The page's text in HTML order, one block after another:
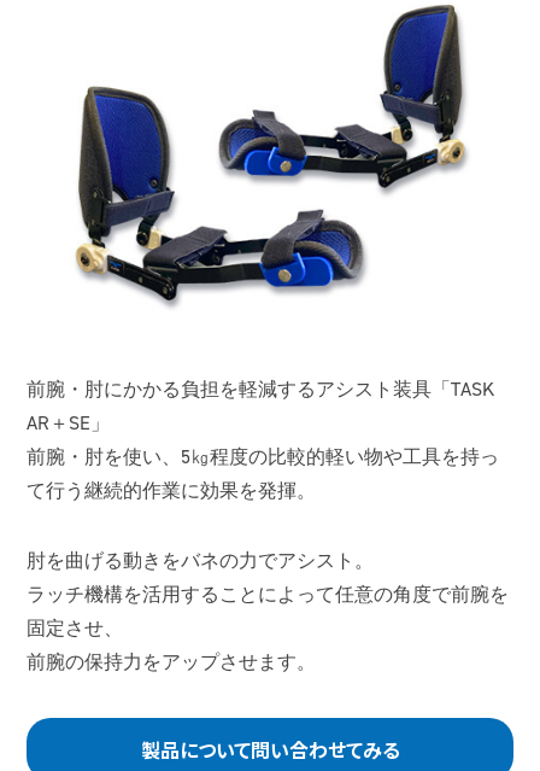
前腕・肘にかかる負担を軽減するアシスト装具「TASK
AR＋SE」
前腕・肘を使い、5㎏程度の比較的軽い物や工具を持っ
て行う継続的作業に効果を発揮。
肘を曲げる動きをバネの力でアシスト。
ラッチ機構を活用することによって任意の角度で前腕を
固定させ、
前腕の保持⼒をアップさせます。
製品について問い合わせてみる